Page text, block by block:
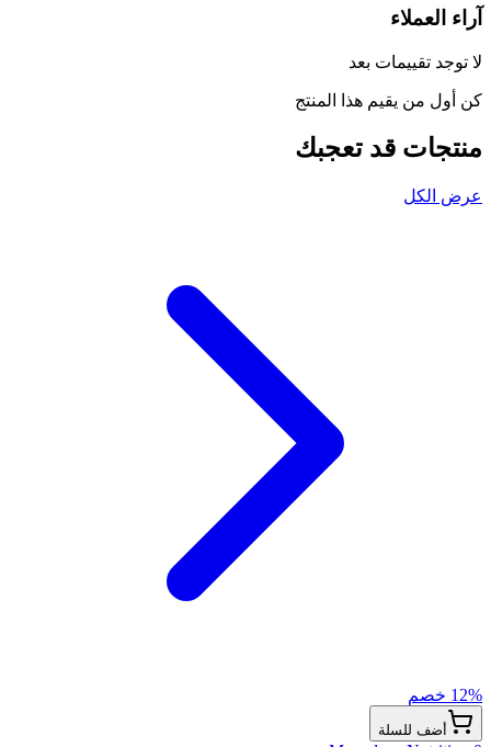
آراء العملاء
لا توجد تقييمات بعد
كن أول من يقيم هذا المنتج
منتجات قد تعجبك
عرض الكل
12% خصم
أضف للسلة